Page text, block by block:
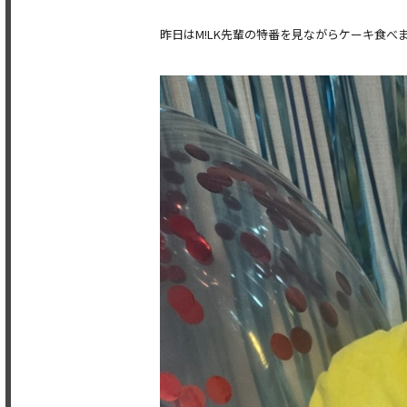
昨日はM!LK先輩の特番を見ながらケーキ食べ